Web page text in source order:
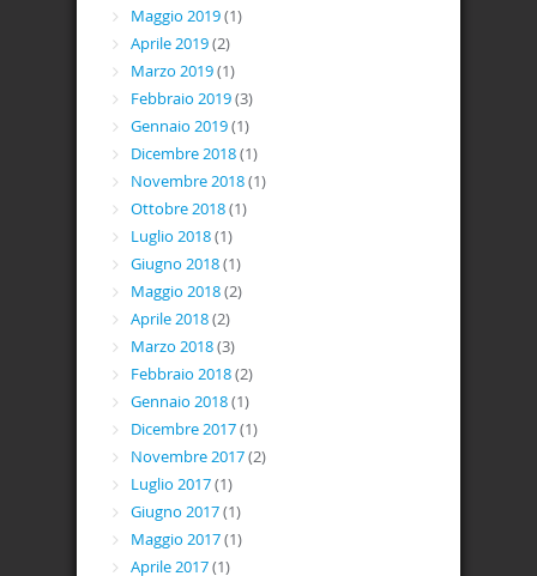
Maggio 2019(1)
Aprile 2019(2)
Marzo 2019(1)
Febbraio 2019(3)
Gennaio 2019(1)
Dicembre 2018(1)
Novembre 2018(1)
Ottobre 2018(1)
Luglio 2018(1)
Giugno 2018(1)
Maggio 2018(2)
Aprile 2018(2)
Marzo 2018(3)
Febbraio 2018(2)
Gennaio 2018(1)
Dicembre 2017(1)
Novembre 2017(2)
Luglio 2017(1)
Giugno 2017(1)
Maggio 2017(1)
Aprile 2017(1)